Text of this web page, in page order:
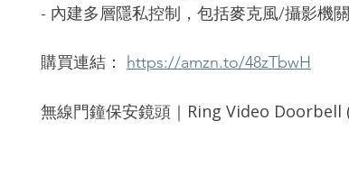
- 內建多層隱私控制，包括麥克風/攝影機
購買連結： https://amzn.to/48zTbwH
無線門鐘保安鏡頭｜Ring Video Doorbell